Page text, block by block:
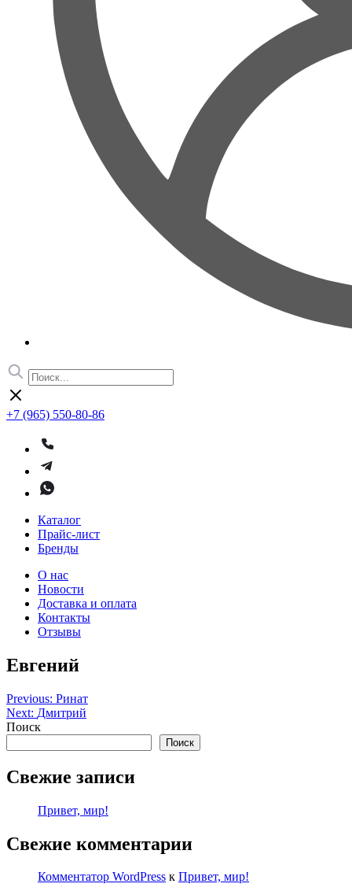
+7 (965) 550-80-86
Каталог
Прайс-лист
Бренды
О нас
Новости
Доставка и оплата
Контакты
Отзывы
Евгений
Навигация
по
Previous: Ринат
Next: Дмитрий
Поиск
Поиск
Свежие записи
Привет, мир!
Свежие комментарии
Комментатор WordPress к Привет, мир!